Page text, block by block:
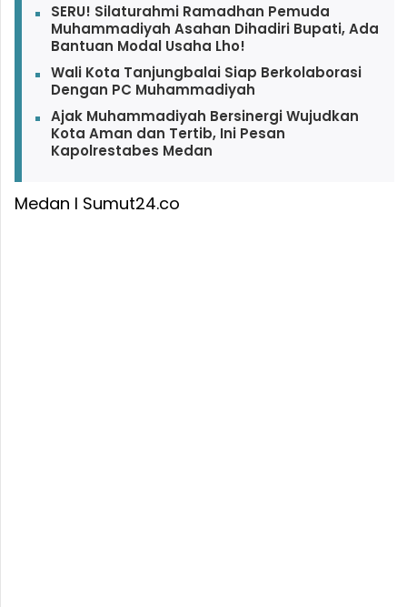
SERU! Silaturahmi Ramadhan Pemuda
Muhammadiyah Asahan Dihadiri Bupati, Ada
Bantuan Modal Usaha Lho!
Wali Kota Tanjungbalai Siap Berkolaborasi
Dengan PC Muhammadiyah
Ajak Muhammadiyah Bersinergi Wujudkan
Kota Aman dan Tertib, Ini Pesan
Kapolrestabes Medan
Medan I Sumut24.co